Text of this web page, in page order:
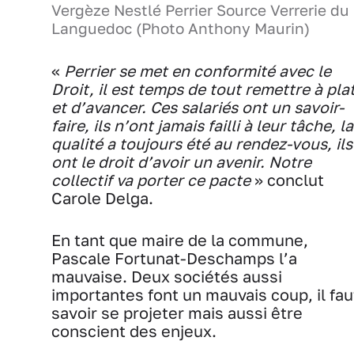
Vergèze Nestlé Perrier Source Verrerie du
Languedoc (Photo Anthony Maurin)
« Perrier se met en conformité avec le
Droit, il est temps de tout remettre à
et d’avancer. Ces salariés ont un savoir-
faire, ils n’ont jamais failli à leur tâche, la
qualité a toujours été au rendez-vous, ils
ont le droit d’avoir un avenir. Notre
collectif va porter ce pacte» conclut
Carole Delga.
En tant que maire de la commune,
Pascale Fortunat-Deschamps l’a
mauvaise. Deux sociétés aussi
importantes font un mauvais coup, il
savoir se projeter mais aussi être
conscient des enjeux.